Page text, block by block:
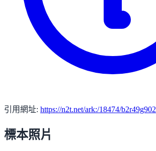
引用網址: https://n2t.net/ark:/18474/b2r49g902
標本照片